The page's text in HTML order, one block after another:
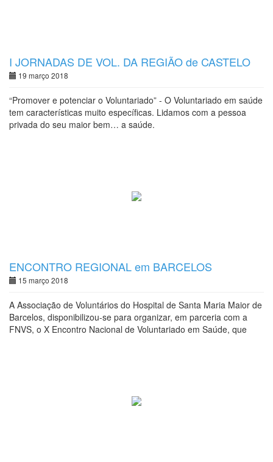
I JORNADAS DE VOL. DA REGIÃO de CASTELO
BRANCO
19 março 2018
“Promover e potenciar o Voluntariado” - O Voluntariado em saúde
tem características muito específicas. Lidamos com a pessoa
privada do seu maior bem… a saúde.
ENCONTRO REGIONAL em BARCELOS
15 março 2018
A Associação de Voluntários do Hospital de Santa Maria Maior de
Barcelos, disponibilizou-se para organizar, em parceria com a
FNVS, o X Encontro Nacional de Voluntariado em Saúde, que